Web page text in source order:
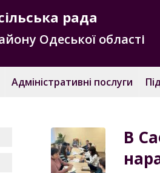
рада
Одеської області
Адміністративні послуги
В